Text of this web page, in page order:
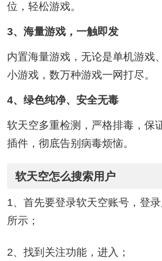
位，轻松游戏。
3、海量游戏，一触即发
内置海量游戏，无论是单机游戏
小游戏，数万种游戏一网打尽。
4、绿色纯净、安全无毒
软天空多重检测，严格排毒，保
插件，彻底告别病毒烦恼。
软天空怎么搜索用户
1、首先要登录软天空账号，登
所示；
2、找到关注功能，进入；